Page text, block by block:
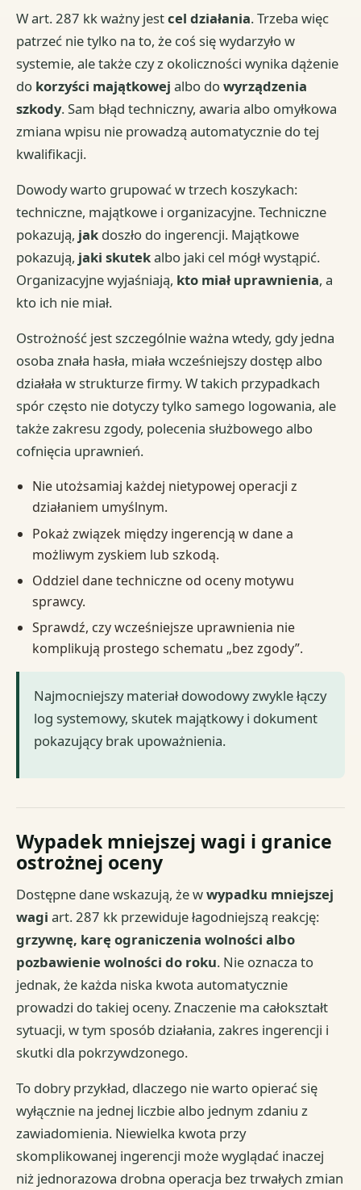
W art. 287 kk ważny jestcel działania. Trzeba więc
patrzeć nie tylko na to, że coś się wydarzyło w
systemie, ale także czy z okoliczności wynika dążenie
do korzyści majątkowej albo dowyrządzenia
szkody. Sam błąd techniczny, awaria albo omyłkowa
zmiana wpisu nie prowadzą automatycznie do tej
kwalifikacji.
Dowody warto grupować w trzech koszykach:
techniczne, majątkowe i organizacyjne. Techniczne
pokazują, jak doszło do ingerencji. Majątkowe
pokazują, jaki skutekalbo jaki cel mógł wystąpić.
Organizacyjne wyjaśniają, kto miał uprawnienia, a
kto ich nie miał.
Ostrożność jest szczególnie ważna wtedy, gdy jedna
osoba znała hasła, miała wcześniejszy dostęp albo
działała w strukturze firmy. W takich przypadkach
spór często nie dotyczy tylko samego logowania, ale
także zakresu zgody, polecenia służbowego albo
cofnięcia uprawnień.
Nie utożsamiaj każdej nietypowej operacji z
działaniem umyślnym.
Pokaż związek między ingerencją w dane a
możliwym zyskiem lub szkodą.
Oddziel dane techniczne od oceny motywu
sprawcy.
Sprawdź, czy wcześniejsze uprawnienia nie
komplikują prostego schematu „bez zgody”.
Najmocniejszy materiał dowodowy zwykle łączy
log systemowy, skutek majątkowy i dokument
pokazujący brak upoważnienia.
Wypadek mniejszej wagi i granice
ostrożnej oceny
Dostępne dane wskazują, że wwypadku mniejszej
wagi art. 287 kk przewiduje łagodniejszą reakcję:
grzywnę, karę ograniczenia wolności albo
pozbawienie wolności do roku. Nie oznacza to
jednak, że każda niska kwota automatycznie
prowadzi do takiej oceny. Znaczenie ma całokształt
sytuacji, w tym sposób działania, zakres ingerencji i
skutki dla pokrzywdzonego.
To dobry przykład, dlaczego nie warto opierać się
wyłącznie na jednej liczbie albo jednym zdaniu z
zawiadomienia. Niewielka kwota przy
skomplikowanej ingerencji może wyglądać inaczej
niż jednorazowa drobna operacja bez trwałych zmian